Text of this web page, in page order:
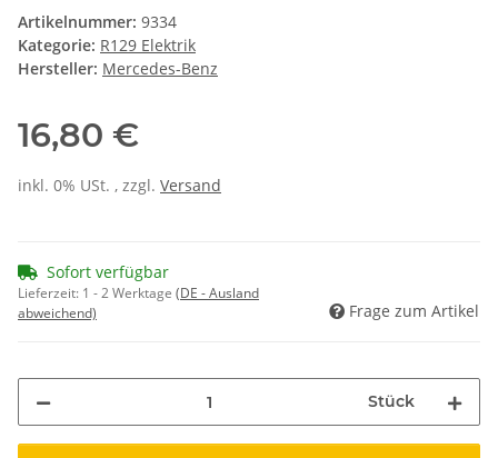
Artikelnummer: 9334
Kategorie: R129 Elektrik
Hersteller: Mercedes-Benz
16,80 €
inkl. 0% USt. , zzgl. Versand
Sofort verfügbar
Lieferzeit: 1 - 2 Werktage (DE - Ausland
abweichend)
Frage zum Artikel
Stück